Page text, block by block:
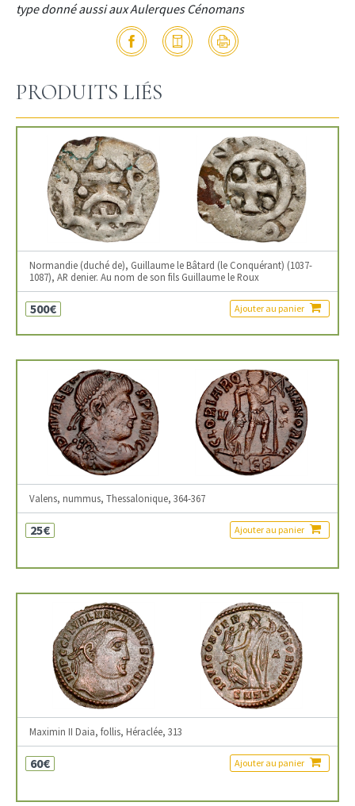
type donné aussi aux Aulerques Cénomans
PRODUITS LIÉS
Normandie (duché de), Guillaume le Bâtard (le Conquérant) (1037-
1087), AR denier. Au nom de son fils Guillaume le Roux
500€ Ajouter au panier
Valens, nummus, Thessalonique, 364-367
25€ Ajouter au panier
Maximin II Daia, follis, Héraclée, 313
60€ Ajouter au panier